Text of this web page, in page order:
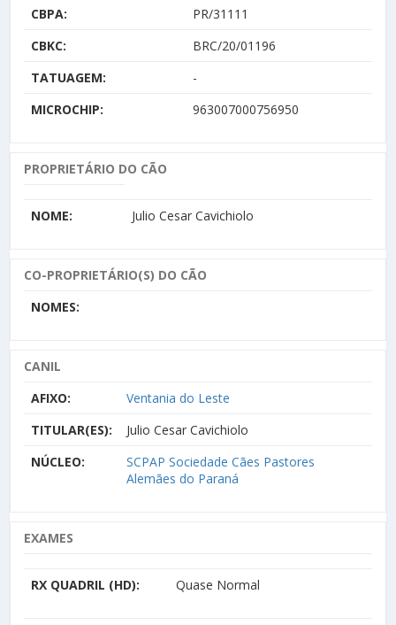
CBPA:
PR/31111
CBKC:
BRC/20/01196
TATUAGEM:
-
MICROCHIP:
963007000756950
PROPRIETÁRIO DO CÃO
NOME: Julio Cesar Cavichiolo
CO-PROPRIETÁRIO(S) DO CÃO
NOMES:
CANIL
AFIXO:
Ventania do Leste
TITULAR(ES):
Julio Cesar Cavichiolo
NÚCLEO:
SCPAP Sociedade Cães Pastores
Alemães do Paraná
EXAMES
RX QUADRIL (HD): Quase Normal